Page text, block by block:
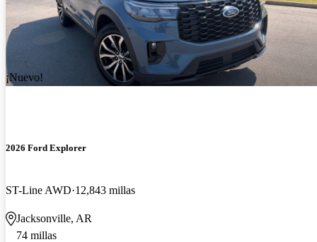
¡Nuevo!
2026 Ford Explorer
ST-Line AWD 12,843 millas
Jacksonville, AR
74 millas